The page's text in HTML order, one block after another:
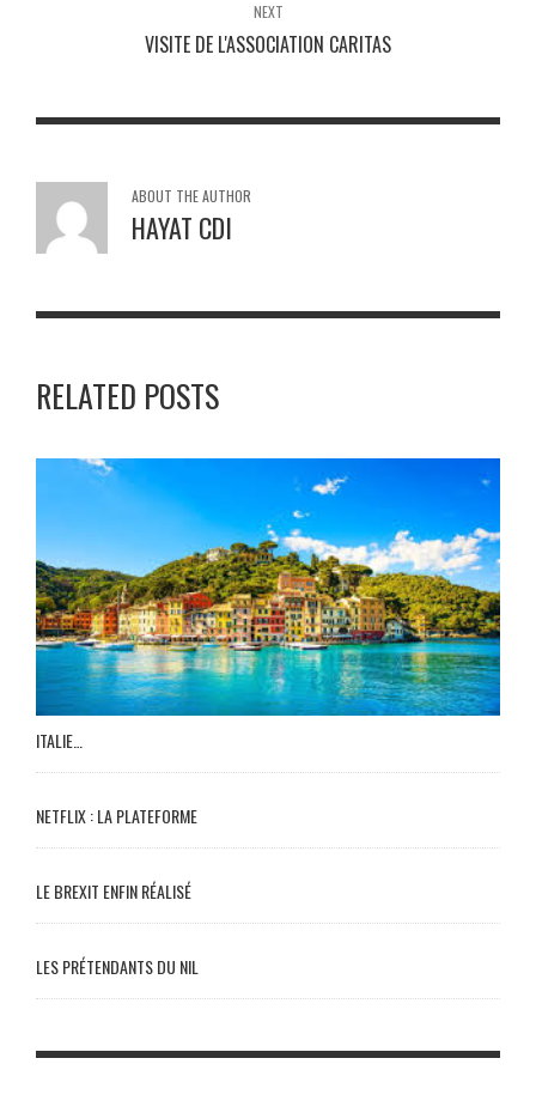
NEXT
VISITE DE L'ASSOCIATION CARITAS
ABOUT THE AUTHOR
HAYAT CDI
RELATED POSTS
ITALIE…
NETFLIX : LA PLATEFORME
LE BREXIT ENFIN RÉALISÉ
LES PRÉTENDANTS DU NIL